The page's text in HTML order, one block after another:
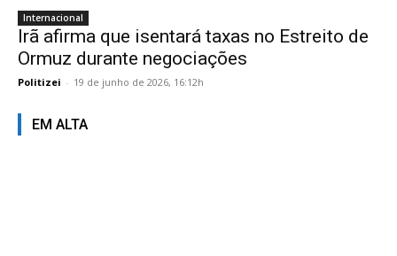
Internacional
Irã afirma que isentará taxas no Estreito de
Ormuz durante negociações
Politizei - 19 de junho de 2026, 16:12h
EM ALTA